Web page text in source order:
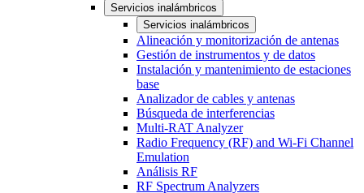
Servicios inalámbricos
Servicios inalámbricos
Alineación y monitorización de antenas
Gestión de instrumentos y de datos
Instalación y mantenimiento de estaciones
base
Analizador de cables y antenas
Búsqueda de interferencias
Multi-RAT Analyzer
Radio Frequency (RF) and Wi-Fi Channel
Emulation
Análisis RF
RF Spectrum Analyzers